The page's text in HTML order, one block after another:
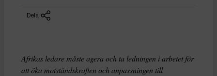
Dela
Afrikas ledare måste agera och ta ledningen i arbetet för
att öka motståndskraften och anpassningen till